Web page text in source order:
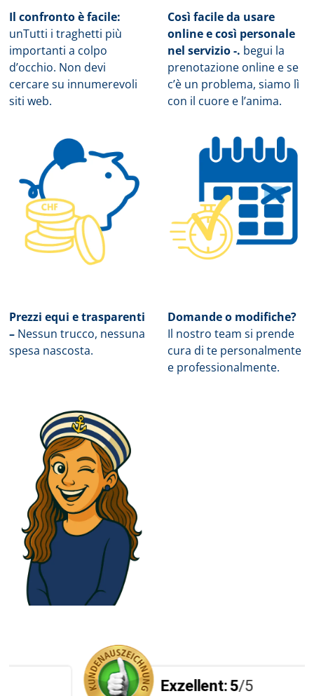
Il confronto è facile:
unTutti i traghetti più
importanti a colpo
d’occhio. Non devi
cercare su innumerevoli
siti web.
Così facile da usare
online e così personale
nel servizio -. begui la
prenotazione online e se
c’è un problema, siamo lì
con il cuore e l’anima.
Prezzi equi e trasparenti
– Nessun trucco, nessuna
spesa nascosta.
Domande o modifiche?
Il nostro team si prende
cura di te personalmente
e professionalmente.
Exzellent: 5/5